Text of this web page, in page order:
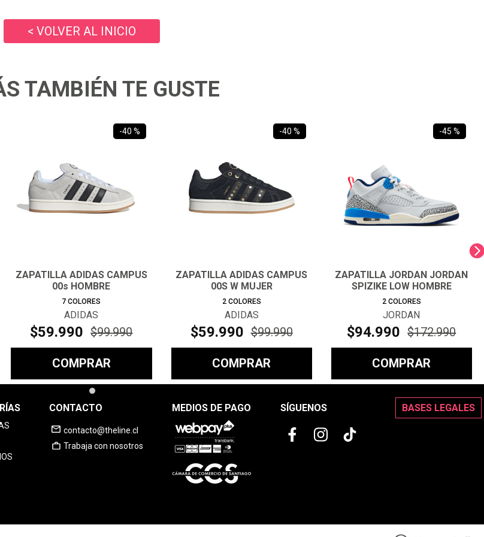
< VOLVER AL INICIO
TAMBIÉN TE GUSTE
-40 %
ZAPATILLA ADIDAS CAMPUS
00s HOMBRE
7 COLORES
ADIDAS
$59.990 $99.990
COMPRAR
-40 %
ZAPATILLA ADIDAS CAMPUS
00S W MUJER
2 COLORES
ADIDAS
$59.990 $99.990
COMPRAR
-45 %
ZAPATILLA JORDAN JORDAN
SPIZIKE LOW HOMBRE
2 COLORES
JORDAN
$94.990 $172.990
COMPRAR
CONTACTO
contacto@theline.cl
Trabaja con nosotros
MEDIOS DE PAGO SÍGUENOS BASES LEGALES